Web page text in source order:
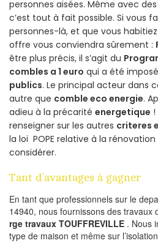
personnes aisées. Même avec des
c’est tout à fait possible. Si vous
personnes-là, et que vous
offre vous conviendra sûrement :
être plus précis, il s’agit du
combles a 1 euro qui a été
publics. Le principal acteur dans
autre que comble eco energie.
adieu à la précarité energetique
renseigner sur les autres criteres
la loi POPE relative à la
considérer.
Tant d’avantages à gagner
En tant que professionnels sur le
14940, nous fournissons des travaux
rge travaux TOUFFREVILLE . Nous
type de maison et même sur